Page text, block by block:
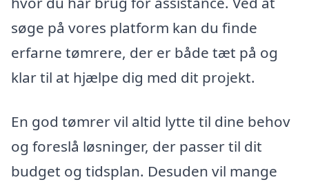
søge på vores platform kan du finde
erfarne tømrere, der er både tæt på og
klar til at hjælpe dig med dit projekt.
En god tømrer vil altid lytte til dine behov
og foreslå løsninger, der passer til dit
budget og tidsplan. Desuden vil mange